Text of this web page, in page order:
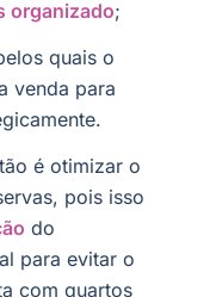
organizado;
quais o
venda para
é otimizar o
pois isso
do
para evitar o
com quartos